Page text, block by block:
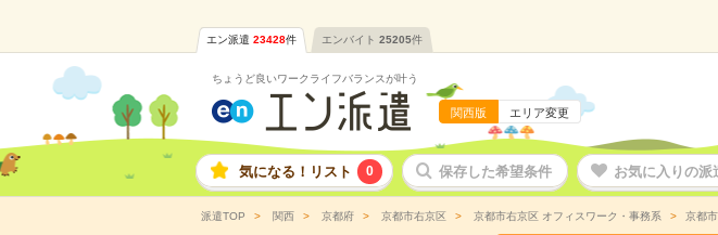
エン派遣 23428件 エンバイト 25205件
ちょうど良いワークライフバランスが叶う
関西版 エリア変更
気になる！リスト 0 保存した希望条件 お気に入りの派
派遣TOP 関西 京都府 京都市右京区 京都市右京区 オフィスワーク・事務系 京都